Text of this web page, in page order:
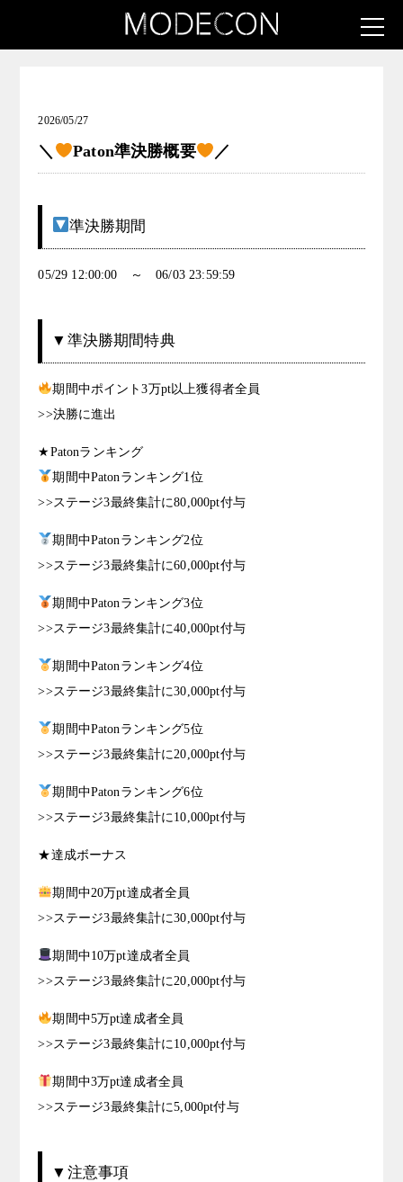
2026/05/27
＼ Paton準決勝概要 ／
準決勝期間
05/29 12:00:00 ～ 06/03 23:59:59
▼準決勝期間特典
期間中ポイント3万pt以上獲得者全員
>>決勝に進出
★Patonランキング
期間中Patonランキング1位
>>ステージ3最終集計に80,000pt付与
期間中Patonランキング2位
>>ステージ3最終集計に60,000pt付与
期間中Patonランキング3位
>>ステージ3最終集計に40,000pt付与
期間中Patonランキング4位
>>ステージ3最終集計に30,000pt付与
期間中Patonランキング5位
>>ステージ3最終集計に20,000pt付与
期間中Patonランキング6位
>>ステージ3最終集計に10,000pt付与
★達成ボーナス
期間中20万pt達成者全員
>>ステージ3最終集計に30,000pt付与
期間中10万pt達成者全員
>>ステージ3最終集計に20,000pt付与
期間中5万pt達成者全員
>>ステージ3最終集計に10,000pt付与
期間中3万pt達成者全員
>>ステージ3最終集計に5,000pt付与
▼注意事項